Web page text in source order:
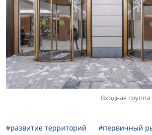
Входная
#развитие территорий
#первичный